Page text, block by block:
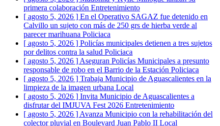
primera colaboración Entretenimiento
[ agosto 5, 2026 ] En el Operativo SAGAZ fue detenido en
Calvillo un sujeto con más de 250 grs de hierba verde al
parecer marihuana Policiaca
[ agosto 5, 2026 ] Policías municipales detienen a tres sujetos
por delitos contra la salud Policiaca
[ agosto 5, 2026 ] Aseguran Policías Municipales a presunto
responsable de robo en el Barrio de la Estación Policiaca
[ agosto 5, 2026 ] Trabaja Municipio de Aguascalientes en la
limpieza de la imagen urbana Local
[ agosto 5, 2026 ] Invita Municipio de Aguascalientes a
disfrutar del IMJUVA Fest 2026 Entretenimiento
[ agosto 5, 2026 ] Avanza Municipio con la rehabilitación del
colector pluvial en Boulevard Juan Pablo II Local